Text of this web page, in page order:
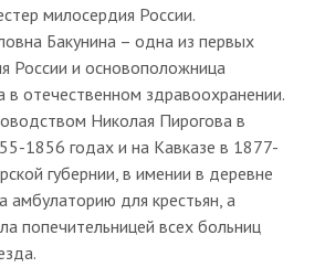
милосердия России.
Бакунина – одна из первых
России и основоположница
в отечественном здравоохранении.
Николая Пирогова в
1856 годах и на Кавказе в 1877-
губернии, в имении в деревне
амбулаторию для крестьян, а
попечительницей всех больниц